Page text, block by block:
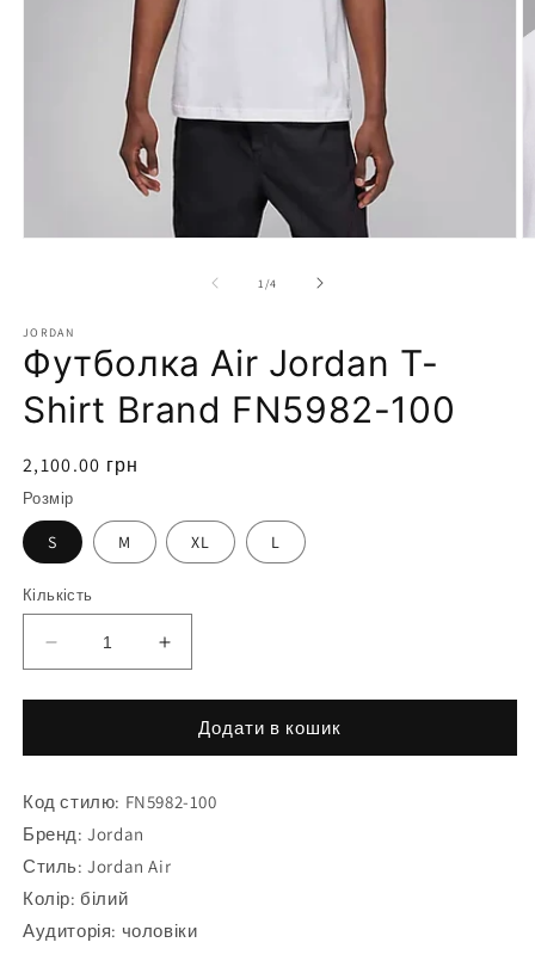
1 /з4
JORDAN
Футболка Air Jordan T-
Shirt Brand FN5982-100
Звичайна
ціна
2,100.00 грн
Розмір
S M XL L
Кількість
Зменшити
кількість
для
Air
T-
Shirt
FN5982-
100
Збільшити
кількість
для
Футболка
Air
T-
FN5982-
Додати в кошик
Код стилю: FN5982-100
Бренд: Jordan
Стиль: Jordan Air
Колір: білий
Аудиторія: чоловіки